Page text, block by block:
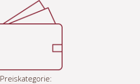
Preiskategorie: